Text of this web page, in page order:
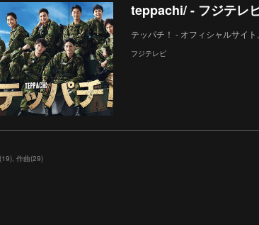
teppachi/ - フジテレ
テッパチ！ - オフィシャルサイ
フジテレビ
(19) 作曲(29)